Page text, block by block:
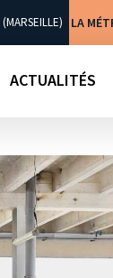
(MARSEILLE) LA
ACTUALITÉS